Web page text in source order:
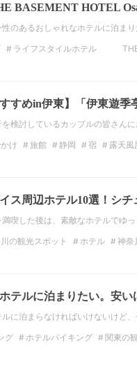
BASEMENT HOTEL
性のあるおしゃれなホテルに泊ま
ライフスタイルホテル
すすめin伊東】「伊東遊
を検討しているカップルの皆さん
け 旅館 静岡 宿 露天風
ス周辺ホテル10選！シ
満喫した後は、素敵なホテルでゆ
の観光スポット ホテル
神奈
テルに泊まりたい。安
に泊まらなければいけないけど
グ ホテルバイキング
関東の